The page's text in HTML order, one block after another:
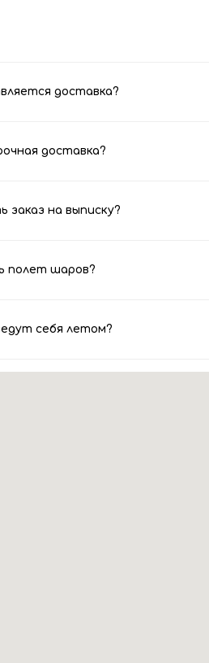
доставка?
доставка?
заказ на выписку?
полет шаров?
себя летом?